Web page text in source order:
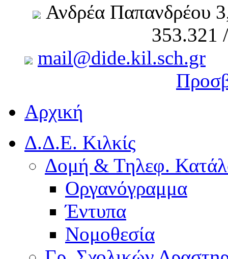
Ανδρέα Παπανδρέου
353.321
mail@dide.kil.sch.gr
Αρχική
Δ.Δ.Ε. Κιλκίς
Δομή & Τηλεφ.
Οργανόγραμμα
Έντυπα
Νομοθεσία